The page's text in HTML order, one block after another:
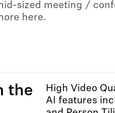
sized meeting /
here.
the
High Video
AI features